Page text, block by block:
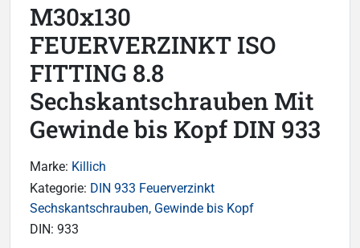
M30x130
FEUERVERZINKT ISO
FITTING 8.8
Sechskantschrauben Mit
Gewinde bis Kopf DIN 933
Marke: Killich
Kategorie: DIN 933 Feuerverzinkt
Sechskantschrauben, Gewinde bis Kopf
DIN: 933